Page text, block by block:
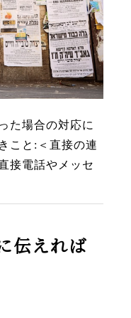
た場合の対応に
こと:＜直接の連
接電話やメッセ
えましょう。例
伝えれば